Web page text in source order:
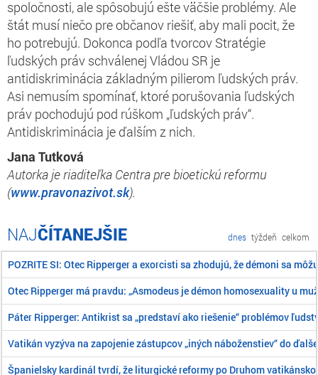
spoločnosti, ale spôsobujú ešte väčšie problémy. Ale
štát musí niečo pre občanov riešiť, aby mali pocit, že
ho potrebujú. Dokonca podľa tvorcov Stratégie
ľudských práv schválenej Vládou SR je
antidiskriminácia základným pilierom ľudských práv.
Asi nemusím spomínať, ktoré porušovania ľudských
práv pochodujú pod rúškom „ľudských práv“.
Antidiskriminácia je ďalším z nich.
Jana Tutková
Autorka je riaditeľka Centra pre bioetickú reformu
(www.pravonazivot.sk).
ČÍTANEJŠIE dnes týždeň celkom
POZRITE SI: Otec Ripperger a exorcisti sa zhodujú, že démoni sa
Otec Ripperger má pravdu: „Asmodeus je démon homosexuality u
Páter Ripperger: Antikrist sa „predstaví ako riešenie“ problémov
Vatikán vyzýva na zapojenie zástupcov „iných náboženstiev“ do
Španielsky kardinál tvrdí, že liturgické reformy po Druhom